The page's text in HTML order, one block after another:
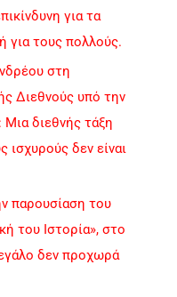
για τα
για τους πολλούς.
στη
Διεθνούς υπό την
διεθνής τάξη
δεν είναι
παρουσίαση του
του Ιστορία», στο
δεν προχωρά